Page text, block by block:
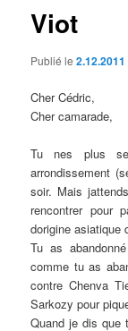
Viot
Publié le2.12.2011
Cher Cédric,
Cher camarade,
Tu nes plus
arrondissement
soir. Mais
rencontrer pour
dorigine
Tu as
comme tu as
contre Chenva
Sarkozy pour
Quand je dis que